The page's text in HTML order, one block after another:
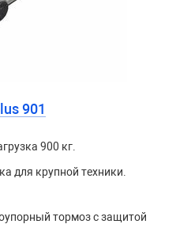
901
900 кг.
для крупной техники.
тормоз с защитой